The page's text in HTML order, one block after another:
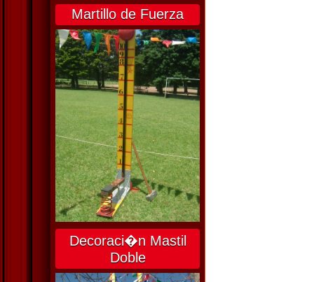
Martillo de Fuerza
Decoraci�n Mastil
Doble